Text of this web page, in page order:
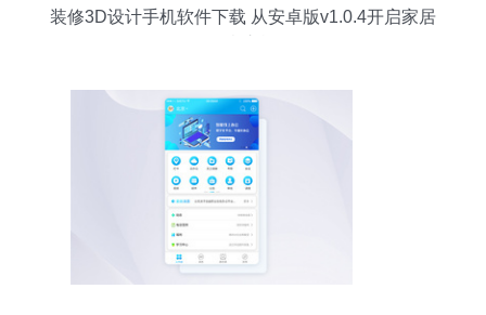
装修3D设计手机软件下载 从安卓版v1.0.4开启家居